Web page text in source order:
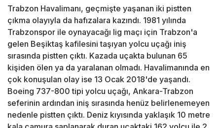
Trabzon Havalimanı, geçmişte yaşanan iki pistten
çıkma olayıyla da hafızalara kazındı. 1981 yılında
Trabzonspor ile oynayacağı lig maçı için Trabzon'a
gelen Beşiktaş kafilesini taşıyan yolcu uçağı iniş
sırasında pistten çıktı. Kazada uçakta bulunan 65
kişiden ölen ya da yaralanan olmadı. Havalimanında en
çok konuşulan olay ise 13 Ocak 2018'de yaşandı.
Boeing 737-800 tipi yolcu uçağı, Ankara-Trabzon
seferinin ardından iniş sırasında henüz belirlenemeyen
nedenle pistten çıktı. Deniz kıyısında yaklaşık 10 metre